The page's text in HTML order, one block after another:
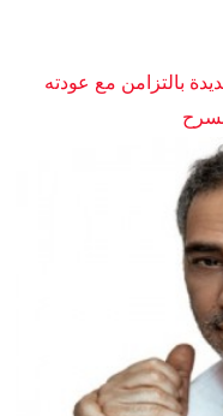
بالتزامن مع عودته